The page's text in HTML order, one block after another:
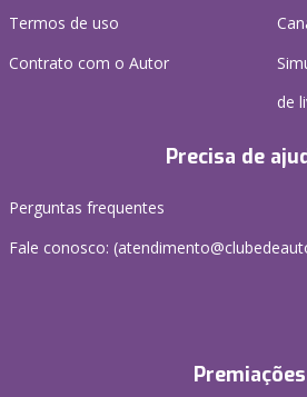
Termos de uso
Contrato com o Autor
de
Precisa de
Perguntas frequentes
Fale conosco: (
Premiações